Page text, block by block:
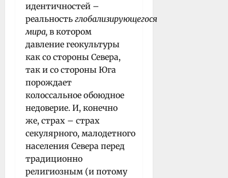
идентичностей –
реальность глобализирующегося
мира, в котором
давление геокультуры
как со стороны Севера,
так и со стороны Юга
порождает
колоссальное обоюдное
недоверие. И, конечно
же, страх – страх
секулярного, малодетного
населения Севера перед
традиционно
религиозным (и потому